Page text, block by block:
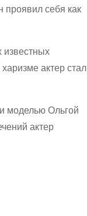
проявил себя как
известных
актер стал
моделью Ольгой
актер